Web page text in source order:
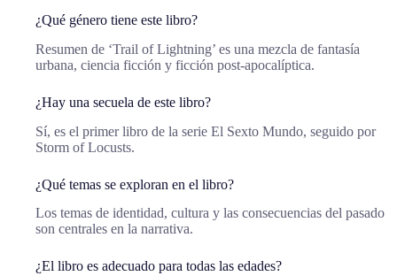
¿Qué género tiene este libro?
Resumen de ‘Trail of Lightning’ es una mezcla de fantasía
urbana, ciencia ficción y ficción post-apocalíptica.
¿Hay una secuela de este libro?
Sí, es el primer libro de la serie El Sexto Mundo, seguido por
Storm of Locusts.
¿Qué temas se exploran en el libro?
Los temas de identidad, cultura y las consecuencias del pasado
son centrales en la narrativa.
¿El libro es adecuado para todas las edades?